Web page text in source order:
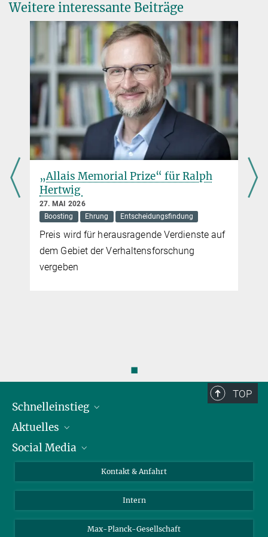
Weitere interessante Beiträge
„Allais Memorial Prize“ für Ralph
Hertwig
27. MAI 2026
Boosting
Ehrung Entscheidungsfindung
Preis wird für herausragende Verdienste auf
dem Gebiet der Verhaltensforschung
vergeben
◼
TOP
Schnelleinstieg
Personen
Pressebereich
Aktuelles
Stellenangebote
Social Media
LinkedIn
Kontakt & Anfahrt
Intern
Max-Planck-Gesellschaft